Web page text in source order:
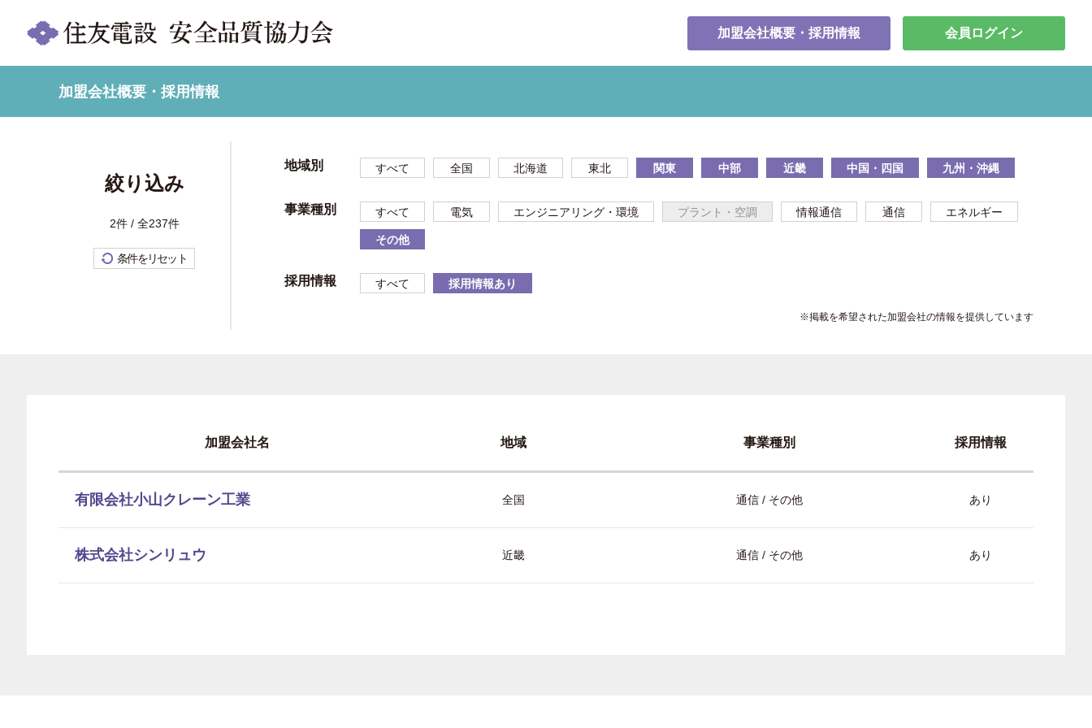
加盟会社概要・採用情報 会員ログイン
加盟会社概要・採用情報
絞り込み
2件 / 全237件
条件をリセット
地域別 すべて 全国 北海道 東北 関東 中部 近畿 中国・四国 九州・沖縄
事業種別 すべて 電気 エンジニアリング・環境 プラント・空調 情報通信 通信 エネルギー
その他
採用情報 すべて 採用情報あり
※掲載を希望された加盟会社の情報を提供しています
加盟会社名 地域 事業種別 採用情報
有限会社小山クレーン工業 全国 通信 / その他 あり
株式会社シンリュウ 近畿 通信 / その他 あり